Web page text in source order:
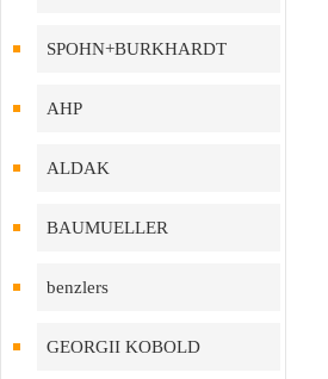
SPOHN+BURKHARDT
AHP
ALDAK
BAUMUELLER
benzlers
GEORGII KOBOLD